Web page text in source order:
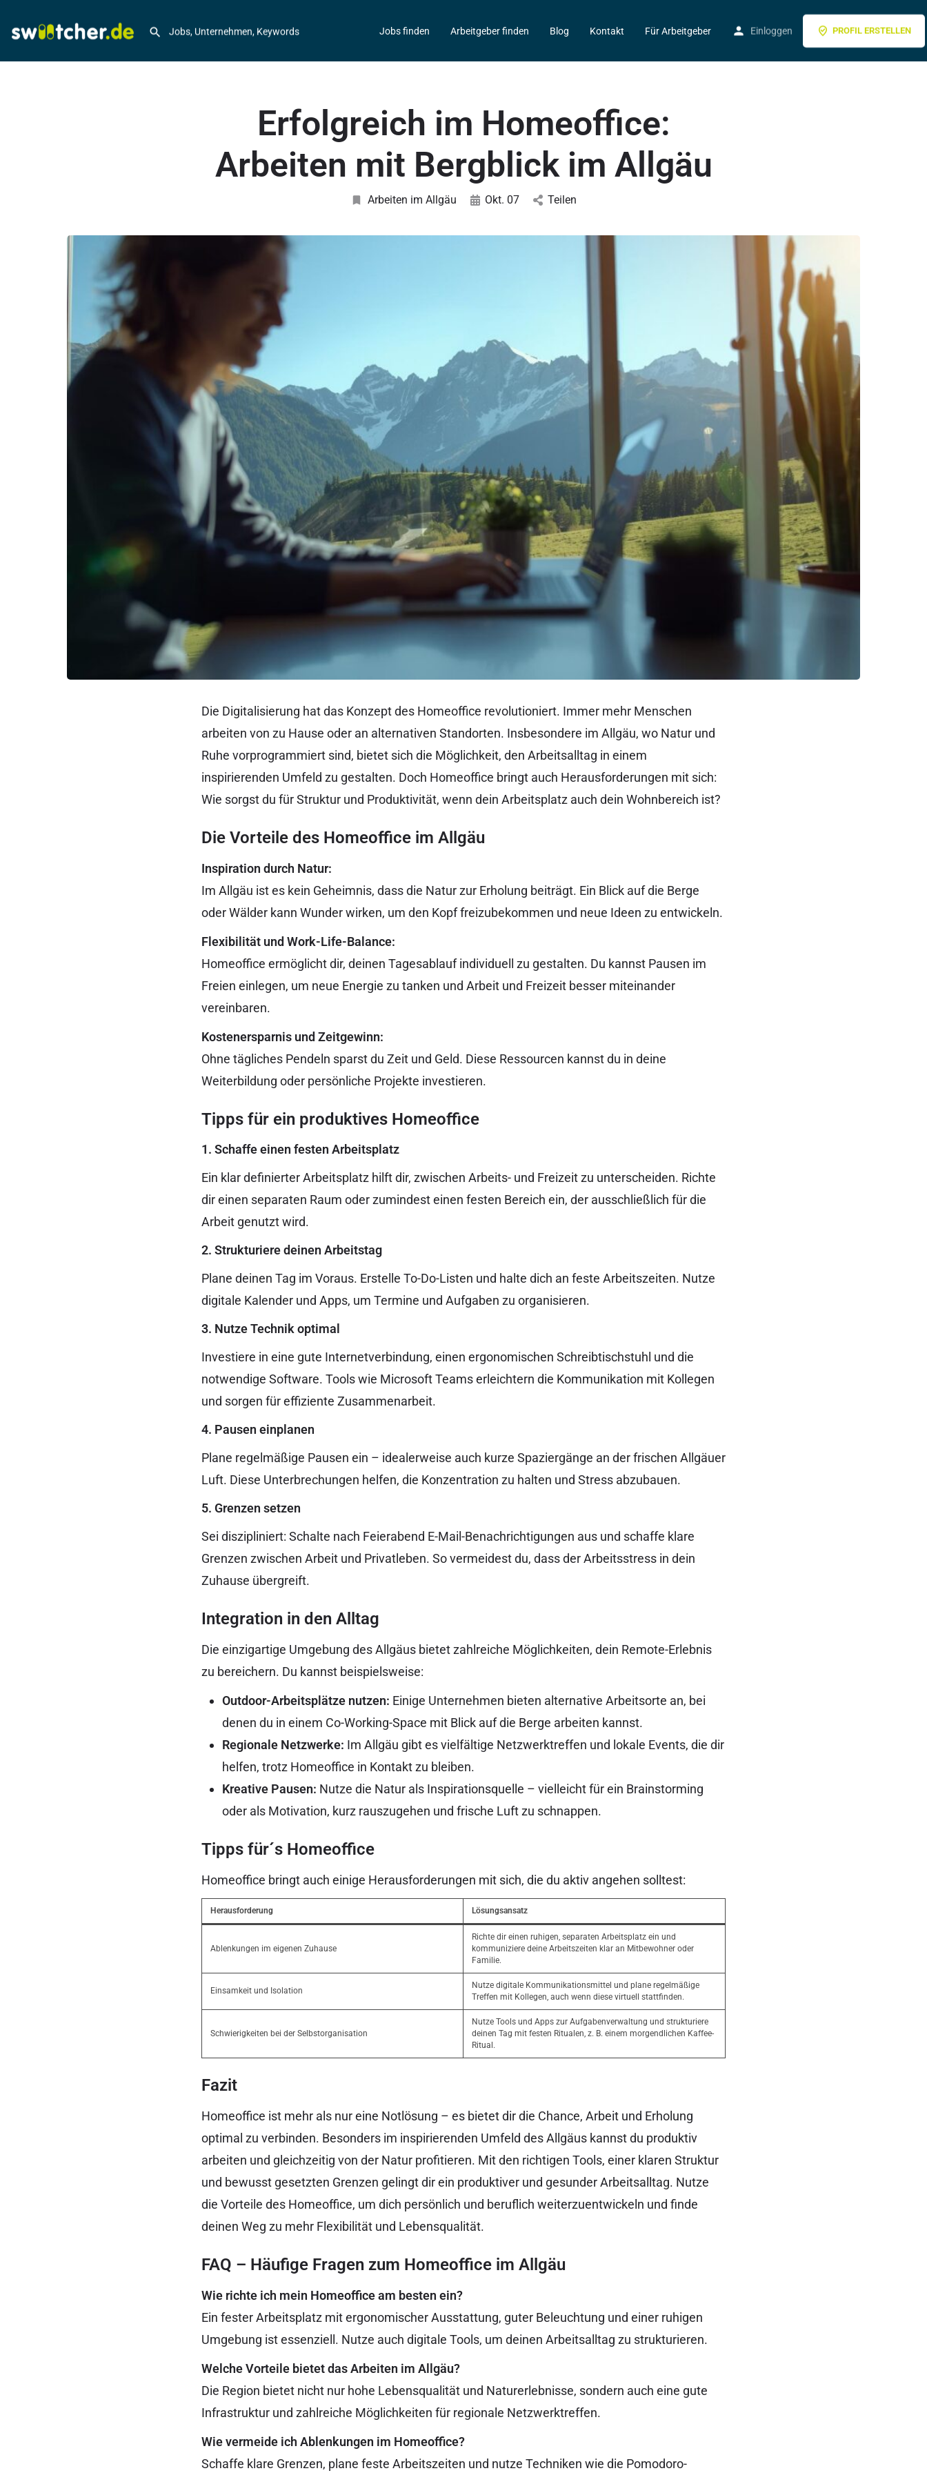
Jobs finden Arbeitgeber finden Blog Kontakt Für Arbeitgeber Einloggen PROFIL ERSTELLEN
Erfolgreich im Homeoffice:
Arbeiten mit Bergblick im Allgäu
Arbeiten im Allgäu Okt. 07 Teilen
Die Digitalisierung hat das Konzept des Homeoffice revolutioniert. Immer mehr Menschen
arbeiten von zu Hause oder an alternativen Standorten. Insbesondere im Allgäu, wo Natur und
Ruhe vorprogrammiert sind, bietet sich die Möglichkeit, den Arbeitsalltag in einem
inspirierenden Umfeld zu gestalten. Doch Homeoffice bringt auch Herausforderungen mit sich:
Wie sorgst du für Struktur und Produktivität, wenn dein Arbeitsplatz auch dein Wohnbereich ist?
Die Vorteile des Homeoffice im Allgäu
Inspiration durch Natur:
Im Allgäu ist es kein Geheimnis, dass die Natur zur Erholung beiträgt. Ein Blick auf die Berge
oder Wälder kann Wunder wirken, um den Kopf freizubekommen und neue Ideen zu entwickeln.
Flexibilität und Work-Life-Balance:
Homeoffice ermöglicht dir, deinen Tagesablauf individuell zu gestalten. Du kannst Pausen im
Freien einlegen, um neue Energie zu tanken und Arbeit und Freizeit besser miteinander
vereinbaren.
Kostenersparnis und Zeitgewinn:
Ohne tägliches Pendeln sparst du Zeit und Geld. Diese Ressourcen kannst du in deine
Weiterbildung oder persönliche Projekte investieren.
Tipps für ein produktives Homeoffice
1. Schaffe einen festen Arbeitsplatz
Ein klar definierter Arbeitsplatz hilft dir, zwischen Arbeits- und Freizeit zu unterscheiden. Richte
dir einen separaten Raum oder zumindest einen festen Bereich ein, der ausschließlich für die
Arbeit genutzt wird.
2. Strukturiere deinen Arbeitstag
Plane deinen Tag im Voraus. Erstelle To-Do-Listen und halte dich an feste Arbeitszeiten. Nutze
digitale Kalender und Apps, um Termine und Aufgaben zu organisieren.
3. Nutze Technik optimal
Investiere in eine gute Internetverbindung, einen ergonomischen Schreibtischstuhl und die
notwendige Software. Tools wie Microsoft Teams erleichtern die Kommunikation mit Kollegen
und sorgen für effiziente Zusammenarbeit.
4. Pausen einplanen
Plane regelmäßige Pausen ein – idealerweise auch kurze Spaziergänge an der frischen Allgäuer
Luft. Diese Unterbrechungen helfen, die Konzentration zu halten und Stress abzubauen.
5. Grenzen setzen
Sei diszipliniert: Schalte nach Feierabend E-Mail-Benachrichtigungen aus und schaffe klare
Grenzen zwischen Arbeit und Privatleben. So vermeidest du, dass der Arbeitsstress in dein
Zuhause übergreift.
Integration in den Alltag
Die einzigartige Umgebung des Allgäus bietet zahlreiche Möglichkeiten, dein Remote-Erlebnis
zu bereichern. Du kannst beispielsweise:
Outdoor-Arbeitsplätze nutzen: Einige Unternehmen bieten alternative Arbeitsorte an, bei
denen du in einem Co-Working-Space mit Blick auf die Berge arbeiten kannst.
Regionale Netzwerke: Im Allgäu gibt es vielfältige Netzwerktreffen und lokale Events, die dir
helfen, trotz Homeoffice in Kontakt zu bleiben.
Kreative Pausen: Nutze die Natur als Inspirationsquelle – vielleicht für ein Brainstorming
oder als Motivation, kurz rauszugehen und frische Luft zu schnappen.
Tipps für´s Homeoffice
Homeoffice bringt auch einige Herausforderungen mit sich, die du aktiv angehen solltest:
Herausforderung Lösungsansatz
Ablenkungen im eigenen Zuhause
Richte dir einen ruhigen, separaten Arbeitsplatz ein und
kommuniziere deine Arbeitszeiten klar an Mitbewohner oder
Familie.
Einsamkeit und Isolation
Nutze digitale Kommunikationsmittel und plane regelmäßige
Treffen mit Kollegen, auch wenn diese virtuell stattfinden.
Schwierigkeiten bei der Selbstorganisation
Nutze Tools und Apps zur Aufgabenverwaltung und strukturiere
deinen Tag mit festen Ritualen, z. B. einem morgendlichen Kaffee-
Ritual.
Fazit
Homeoffice ist mehr als nur eine Notlösung – es bietet dir die Chance, Arbeit und Erholung
optimal zu verbinden. Besonders im inspirierenden Umfeld des Allgäus kannst du produktiv
arbeiten und gleichzeitig von der Natur profitieren. Mit den richtigen Tools, einer klaren Struktur
und bewusst gesetzten Grenzen gelingt dir ein produktiver und gesunder Arbeitsalltag. Nutze
die Vorteile des Homeoffice, um dich persönlich und beruflich weiterzuentwickeln und finde
deinen Weg zu mehr Flexibilität und Lebensqualität.
FAQ – Häufige Fragen zum Homeoffice im Allgäu
Wie richte ich mein Homeoffice am besten ein?
Ein fester Arbeitsplatz mit ergonomischer Ausstattung, guter Beleuchtung und einer ruhigen
Umgebung ist essenziell. Nutze auch digitale Tools, um deinen Arbeitsalltag zu strukturieren.
Welche Vorteile bietet das Arbeiten im Allgäu?
Die Region bietet nicht nur hohe Lebensqualität und Naturerlebnisse, sondern auch eine gute
Infrastruktur und zahlreiche Möglichkeiten für regionale Netzwerktreffen.
Wie vermeide ich Ablenkungen im Homeoffice?
Schaffe klare Grenzen, plane feste Arbeitszeiten und nutze Techniken wie die Pomodoro-